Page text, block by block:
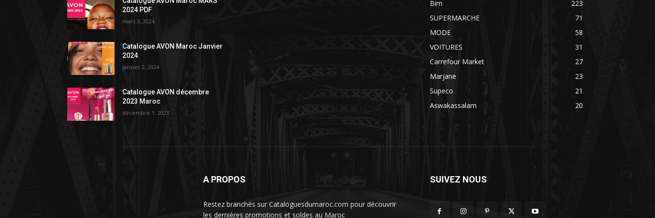
2024 PDF
mars 3, 2024
Catalogue AVON Maroc Janvier
2024
janvier 2, 2024
Catalogue AVON décembre
2023 Maroc
décembre 1, 2023
Bim
223
SUPERMARCHE
71
MODE
58
VOITURES
31
Carrefour Market
27
Marjane
23
Supeco
21
Aswakassalam
20
A PROPOS
Restez branchés sur Cataloguesdumaroc.com pour découvrir
les dernières promotions et soldes au Maroc
SUIVEZ NOUS